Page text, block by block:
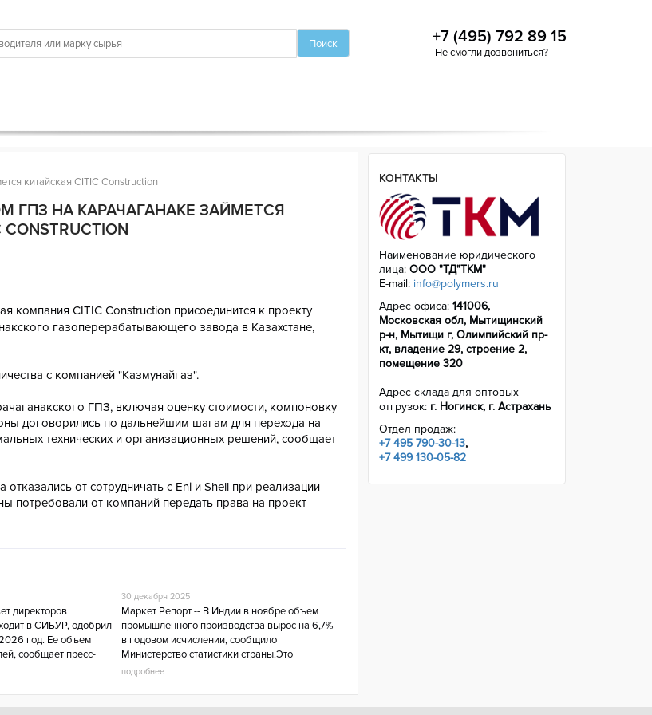
+7 (495) 792 89 15
Не смогли дозвониться?
китайская CITIC Construction
ГПЗ НА КАРАЧАГАНАКЕ ЗАЙМЕТСЯ
компания CITIC Construction присоединится к проекту
газоперерабатывающего завода в Казахстане,
с компанией "Казмунайгаз".
ГПЗ, включая оценку стоимости, компоновку
договорились по дальнейшим шагам для перехода на
технических и организационных решений, сообщает
от сотрудничать с Eni и Shell при реализации
потребовали от компаний передать права на проект
директоров
в СИБУР, одобрил
год. Ее объем
сообщает пресс-
30 декабря 2025
Маркет Репорт -- В Индии в ноябре объем
промышленного производства вырос на 6,7%
в годовом исчислении, сообщило
Министерство статистики страны.Это
максимальное повышение с октября 2023
подробнее
КОНТАКТЫ
Наименование юридического
лица: ООО "ТД"ТКМ"
E-mail: info@polymers.ru
Адрес офиса: 141006,
Московская обл, Мытищинский
р-н, Мытищи г, Олимпийский пр-
кт, владение 29, строение 2,
помещение 320
Адрес склада для оптовых
отгрузок: г. Ногинск, г. Астрахань
Отдел продаж:
+7 495 790-30-13,
+7 499 130-05-82